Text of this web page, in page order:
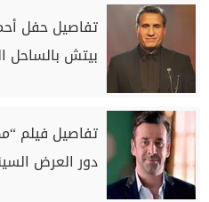
تفاصيل حفل
بيتش بالساحل
تفاصيل فيلم
دور العرض